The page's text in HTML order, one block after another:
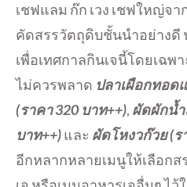
เชฟแลม ก๊ก เวง เชฟใหญ่จ
คัดสรรวัตถุดิบชั้นนำอย่างดี
เพื่อเทศกาลกินเจนี้โดยเฉพ
ไม่ควรพลาด ปลาเผือกทอด
(ราคา 320 บาท++), ผัดผักน้ำ
บาท++)และ ผัดโหงวก๊วย (ร
อีกหลากหลายเมนูให้เลือกส